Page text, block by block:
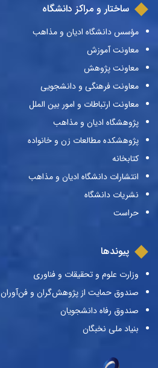
ساختار و مراکز دانشگاه
مؤسس دانشگاه ادیان و مذاهب
معاونت آموزش
معاونت پژوهش
معاونت فرهنگی و دانشجویی
معاونت ارتباطات و امور بین الملل
پژوهشگاه ادیان و مذاهب
پژوهشکده مطالعات زن و خانواده
کتابخانه
انتشارات دانشگاه ادیان و مذاهب
نشریات دانشگاه
حراست
پیوندها
وزارت علوم و تحقیقات و فناوری
صندوق حمایت از پژوهش‌گران و فن‌آوران
صندوق رفاه دانشجویان
بنیاد ملی نخبگان